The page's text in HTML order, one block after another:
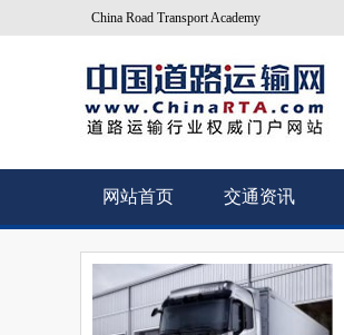
China Road Transport Academy
网站首页 交通资讯